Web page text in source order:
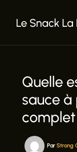
contenuLe Snack La
Quelle
sauce à
ParStrong